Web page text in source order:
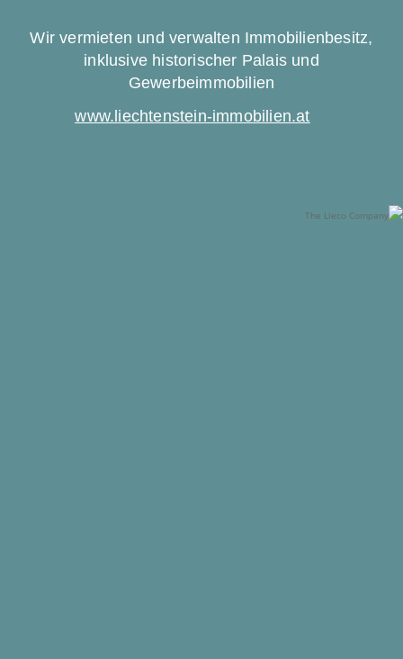
Wir vermieten und verwalten Immobilienbesitz,
inklusive historischer Palais und
Gewerbeimmobilien
www.liechtenstein-immobilien.at